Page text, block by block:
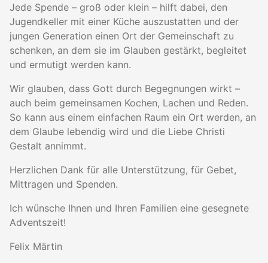
Jede Spende – groß oder klein – hilft dabei, den
Jugendkeller mit einer Küche auszustatten und der
jungen Generation einen Ort der Gemeinschaft zu
schenken, an dem sie im Glauben gestärkt, begleitet
und ermutigt werden kann.
Wir glauben, dass Gott durch Begegnungen wirkt –
auch beim gemeinsamen Kochen, Lachen und Reden.
So kann aus einem einfachen Raum ein Ort werden, an
dem Glaube lebendig wird und die Liebe Christi
Gestalt annimmt.
Herzlichen Dank für alle Unterstützung, für Gebet,
Mittragen und Spenden.
Ich wünsche Ihnen und Ihren Familien eine gesegnete
Adventszeit!
Felix Märtin